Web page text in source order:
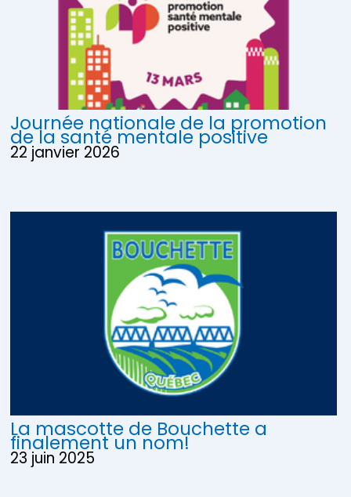
Journée nationale de la promotion
de la santé mentale positive
22 janvier 2026
La mascotte de Bouchette a
finalement un nom!
23 juin 2025